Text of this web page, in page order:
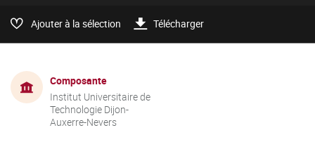
Ajouter à la sélection Télécharger
Composante
Institut Universitaire de
Technologie Dijon-
Auxerre-Nevers